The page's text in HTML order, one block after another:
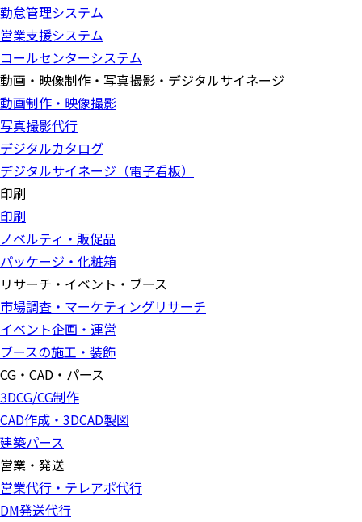
勤怠管理システム
営業支援システム
コールセンターシステム
動画・映像制作・写真撮影・デジタルサイネージ
動画制作・映像撮影
写真撮影代行
デジタルカタログ
デジタルサイネージ（電子看板）
印刷
印刷
ノベルティ・販促品
パッケージ・化粧箱
リサーチ・イベント・ブース
市場調査・マーケティングリサーチ
イベント企画・運営
ブースの施工・装飾
CG・CAD・パース
3DCG/CG制作
CAD作成・3DCAD製図
建築パース
営業・発送
営業代行・テレアポ代行
DM発送代行